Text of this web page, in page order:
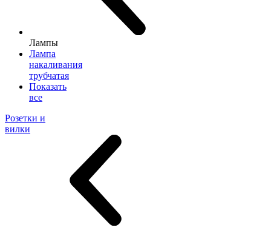
Лампы
Лампа
накаливания
трубчатая
Показать
все
Розетки и
вилки